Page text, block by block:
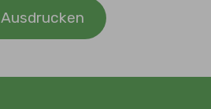
Ausdrucken